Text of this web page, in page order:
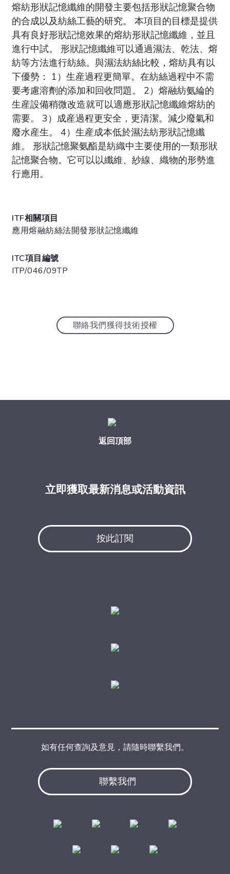
熔紡形狀記憶纖維的開發主要包括形狀記憶聚合物
的合成以及紡絲工藝的研究。 本項目的目標是提供
具有良好形狀記憶效果的熔紡形狀記憶纖維，並且
進行中試。 形狀記憶纖維可以通過濕法、乾法、熔
紡等方法進行紡絲。與濕法紡絲比較，熔紡具有以
下優勢： 1）生産過程更簡單。在紡絲過程中不需
要考慮溶劑的添加和回收問題。 2）熔融紡氨綸的
生産設備稍微改造就可以適應形狀記憶纖維熔紡的
需要。 3）成産過程更安全，更清潔。減少廢氣和
廢水産生。 4）生産成本低於濕法紡形狀記憶纖
維。 形狀記憶聚氨酯是紡織中主要使用的一類形狀
記憶聚合物。它可以以纖維、紗線、織物的形勢進
行應用。
ITF相關項目
應用熔融紡絲法開發形狀記憶纖維
ITC項目編號
ITP/046/09TP
聯絡我們獲得技術授權
返回頂部
立即獲取最新消息或活動資訊
按此訂閱
聯繫我們
如有任何查詢及意見，請隨時聯繫我們。